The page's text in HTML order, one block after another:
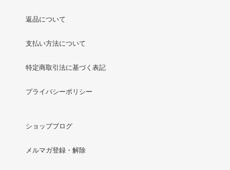
返品について
支払い方法について
特定商取引法に基づく表記
プライバシーポリシー
ショップブログ
メルマガ登録・解除